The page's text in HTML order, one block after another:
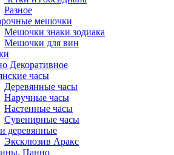
Разное
мешочки
Мешочки знаки зодиака
Мешочки для вин
Декоративное
часы
Деревянные часы
Наручные часы
Настенные часы
Сувенирные часы
деревянные
Эксклюзив Аракс
Панно